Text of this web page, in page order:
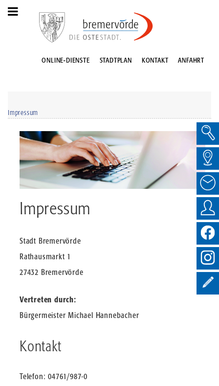
ONLINE-DIENSTE STADTPLAN KONTAKT ANFAHRT
Impressum
Impressum
Stadt Bremervörde
Rathausmarkt 1
27432 Bremervörde
Vertreten durch:
Bürgermeister Michael Hannebacher
Kontakt
Telefon: 04761/987-0